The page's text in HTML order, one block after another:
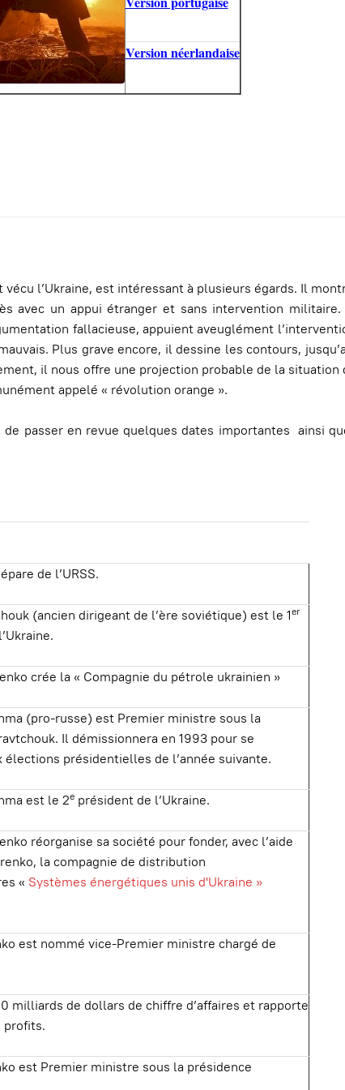
Version néerlandaise
l’Ukraine, est intéressant à plusieurs égards. Il
avec un appui étranger et sans intervention
fallacieuse, appuient aveuglément
Plus grave encore, il dessine les contours,
il nous offre une projection probable de la situation
appelé « révolution orange ».
passer en revue quelques dates importantes ainsi
de l’URSS.
(ancien dirigeant de l’ère soviétique) est le 1er
crée la « Compagnie du pétrole ukrainien »
(pro-russe) est Premier ministre sous la
Il démissionnera en 1993 pour se
élections présidentielles de l’année suivante.
est le 2eprésident de l’Ukraine.
réorganise sa société pour fonder, avec l’aide
la compagnie de distribution
« Systèmes énergétiques unis d'Ukraine »
est nommé vice-Premier ministre chargé de
milliards de dollars de chiffre d’affaires et rapporte
profits.
est Premier ministre sous la présidence